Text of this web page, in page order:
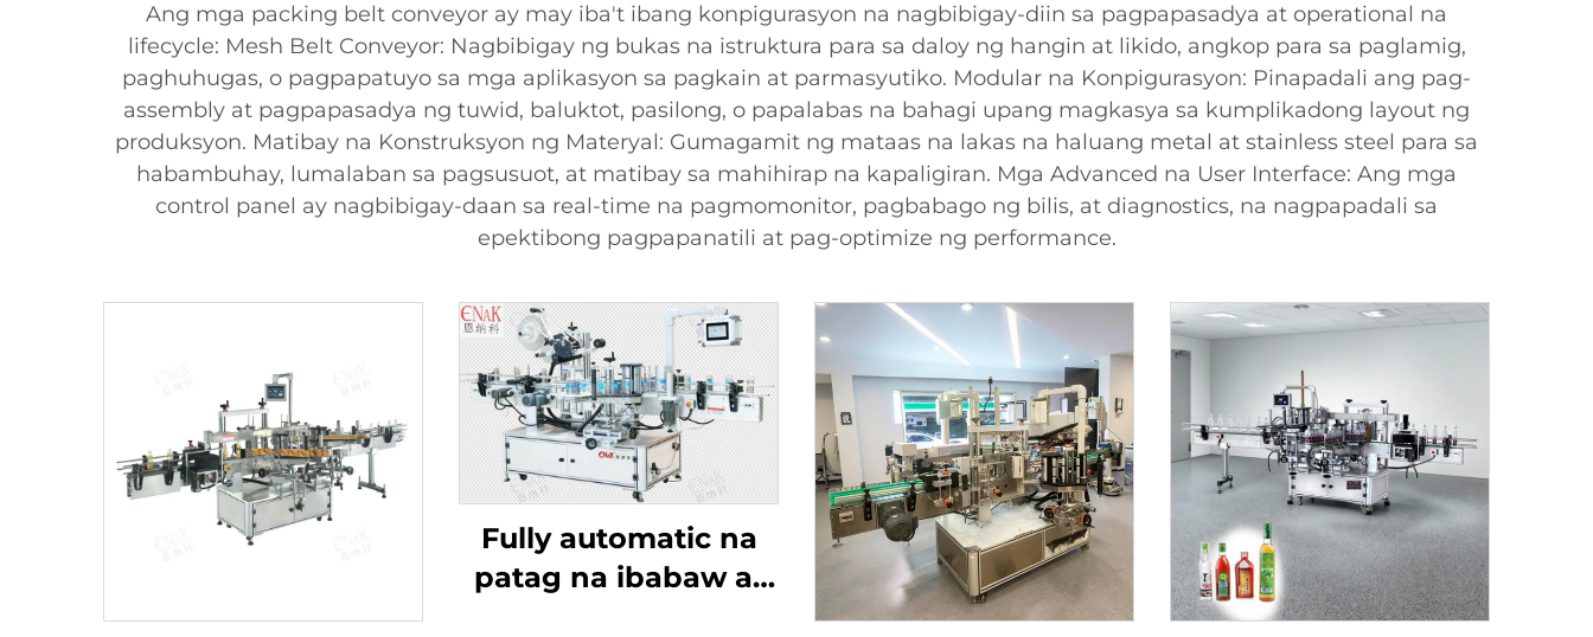
Ang mga packing belt conveyor ay may iba't ibang konpigurasyon na nagbibigay-diin sa pagpapasadya at operational na
lifecycle: Mesh Belt Conveyor: Nagbibigay ng bukas na istruktura para sa daloy ng hangin at likido, angkop para sa paglamig,
paghuhugas, o pagpapatuyo sa mga aplikasyon sa pagkain at parmasyutiko. Modular na Konpigurasyon: Pinapadali ang pag-
assembly at pagpapasadya ng tuwid, baluktot, pasilong, o papalabas na bahagi upang magkasya sa kumplikadong layout ng
produksyon. Matibay na Konstruksyon ng Materyal: Gumagamit ng mataas na lakas na haluang metal at stainless steel para sa
habambuhay, lumalaban sa pagsusuot, at matibay sa mahihirap na kapaligiran. Mga Advanced na User Interface: Ang mga
control panel ay nagbibigay-daan sa real-time na pagmomonitor, pagbabago ng bilis, at diagnostics, na nagpapadali sa
epektibong pagpapanatili at pag-optimize ng performance.
Fully automatic na
patag na ibabaw at